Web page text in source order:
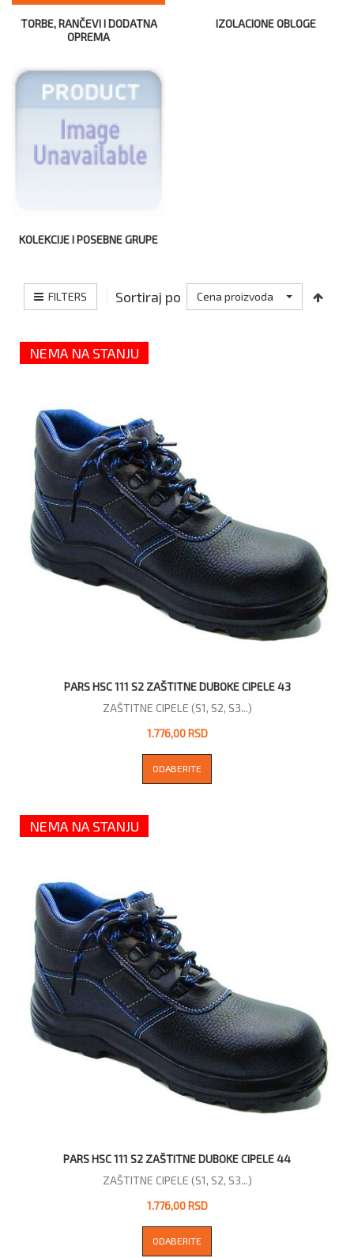
TORBE, RANČEVI I DODATNA
OPREMA
IZOLACIONE OBLOGE
KOLEKCIJE I POSEBNE GRUPE
FILTERS Sortiraj po Cena proizvoda
NEMA NA STANJU
PARS HSC 111 S2 ZAŠTITNE DUBOKE CIPELE 43
ZAŠTITNE CIPELE (S1, S2, S3...)
1.776,00 RSD
ODABERITE
NEMA NA STANJU
PARS HSC 111 S2 ZAŠTITNE DUBOKE CIPELE 44
ZAŠTITNE CIPELE (S1, S2, S3...)
1.776,00 RSD
ODABERITE